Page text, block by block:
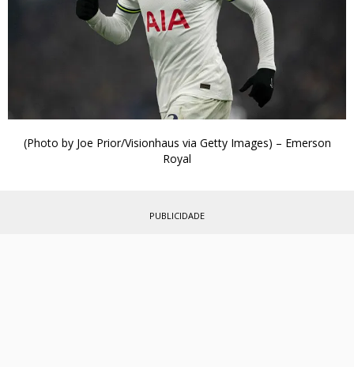
(Photo by Joe Prior/Visionhaus via Getty Images) – Emerson
Royal
PUBLICIDADE